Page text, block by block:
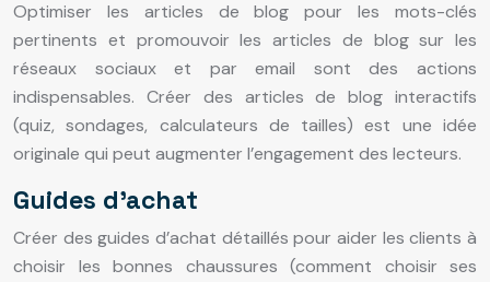
Optimiser les articles de blog pour les mots-clés
pertinents et promouvoir les articles de blog sur les
réseaux sociaux et par email sont des actions
indispensables. Créer des articles de blog interactifs
(quiz, sondages, calculateurs de tailles) est une idée
originale qui peut augmenter l’engagement des lecteurs.
Guides d’achat
Créer des guides d’achat détaillés pour aider les clients à
choisir les bonnes chaussures (comment choisir ses